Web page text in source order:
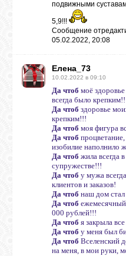
СОННИК
подвижными
5,9!!!
Сообщение
05.02.2022, 20:08
Елена_73
10.02.2022 в 09:10
Да чтоб моё
всегда было
Да чтоб здоровье
крепким!!!
Да чтоб моя фигура
Да чтоб
изобилие наполнило
Да чтоб жила всегда
супружестве!!!
Да чтоб у мужа
клиентов и заказов!
Да чтоб наш дом
Да чтоб
000 рублей!!!
Да чтоб я закрыла
Да чтоб у меня был
Да чтоб Вселенский
на меня, в мои руки,